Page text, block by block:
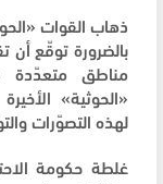
ذهاب القوات
بالضرورة توقّع أن
مناطق متعدّدة
«الحوثية»
لهذه التصوّرات
غلطة حكومة